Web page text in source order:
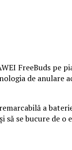
FreeBuds pe
de anulare
a
se bucure de o